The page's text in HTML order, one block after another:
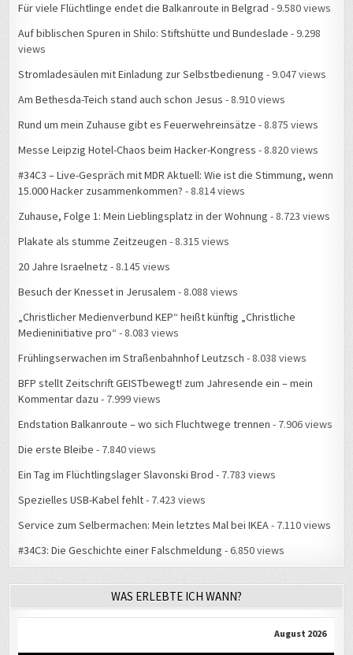
Für viele Flüchtlinge endet die Balkanroute in Belgrad - 9.580 views
Auf biblischen Spuren in Shilo: Stiftshütte und Bundeslade - 9.298
views
Stromladesäulen mit Einladung zur Selbstbedienung - 9.047 views
Am Bethesda-Teich stand auch schon Jesus - 8.910 views
Rund um mein Zuhause gibt es Feuerwehreinsätze - 8.875 views
Messe Leipzig Hotel-Chaos beim Hacker-Kongress - 8.820 views
#34C3 – Live-Gespräch mit MDR Aktuell: Wie ist die Stimmung, wenn
15.000 Hacker zusammenkommen? - 8.814 views
Zuhause, Folge 1: Mein Lieblingsplatz in der Wohnung - 8.723 views
Plakate als stumme Zeitzeugen - 8.315 views
20 Jahre Israelnetz - 8.145 views
Besuch der Knesset in Jerusalem - 8.088 views
„Christlicher Medienverbund KEP“ heißt künftig „Christliche
Medieninitiative pro“ - 8.083 views
Frühlingserwachen im Straßenbahnhof Leutzsch - 8.038 views
BFP stellt Zeitschrift GEISTbewegt! zum Jahresende ein – mein
Kommentar dazu - 7.999 views
Endstation Balkanroute – wo sich Fluchtwege trennen - 7.906 views
Die erste Bleibe - 7.840 views
Ein Tag im Flüchtlingslager Slavonski Brod - 7.783 views
Spezielles USB-Kabel fehlt- 7.423 views
Service zum Selbermachen: Mein letztes Mal bei IKEA- 7.110 views
#34C3: Die Geschichte einer Falschmeldung - 6.850 views
WAS ERLEBTE ICH WANN?
August 2026